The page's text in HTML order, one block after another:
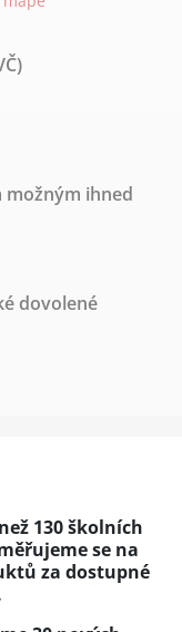
možným ihned
dovolené
130 školních
se na
za dostupné